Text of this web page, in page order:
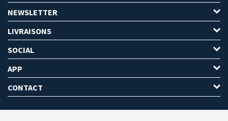
NEWSLETTER
LIVRAISONS
SOCIAL
APP
CONTACT